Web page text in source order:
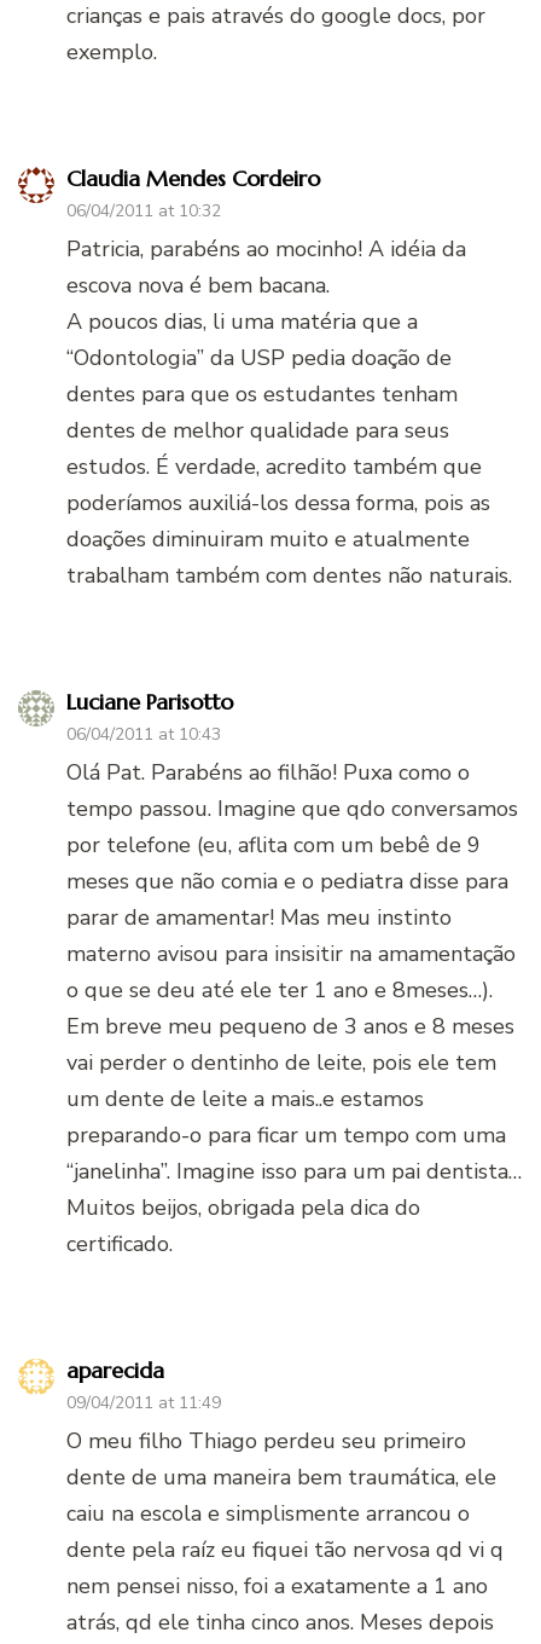
crianças e pais através do google docs, por
exemplo.
Claudia Mendes Cordeiro
06/04/2011 at 10:32
Patricia, parabéns ao mocinho! A idéia da
escova nova é bem bacana.
A poucos dias, li uma matéria que a
“Odontologia” da USP pedia doação de
dentes para que os estudantes tenham
dentes de melhor qualidade para seus
estudos. É verdade, acredito também que
poderíamos auxiliá-los dessa forma, pois as
doações diminuiram muito e atualmente
trabalham também com dentes não naturais.
Luciane Parisotto
06/04/2011 at 10:43
Olá Pat. Parabéns ao filhão! Puxa como o
tempo passou. Imagine que qdo conversamos
por telefone (eu, aflita com um bebê de 9
meses que não comia e o pediatra disse para
parar de amamentar! Mas meu instinto
materno avisou para insisitir na amamentação
o que se deu até ele ter 1 ano e 8meses…).
Em breve meu pequeno de 3 anos e 8 meses
vai perder o dentinho de leite, pois ele tem
um dente de leite a mais..e estamos
preparando-o para ficar um tempo com uma
“janelinha”. Imagine isso para um pai dentista…
Muitos beijos, obrigada pela dica do
certificado.
aparecida
09/04/2011 at 11:49
O meu filho Thiago perdeu seu primeiro
dente de uma maneira bem traumática, ele
caiu na escola e simplismente arrancou o
dente pela raíz eu fiquei tão nervosa qd vi q
nem pensei nisso, foi a exatamente a 1 ano
atrás, qd ele tinha cinco anos. Meses depois